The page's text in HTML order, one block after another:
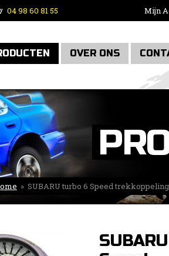
04 98 60 81 55 Mijn
OVER ONS
» SUBARU turbo 6 Speed